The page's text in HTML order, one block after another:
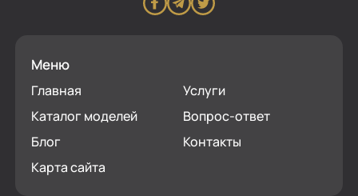
Меню
Главная
Услуги
Каталог моделей
Вопрос-ответ
Блог
Контакты
Карта сайта